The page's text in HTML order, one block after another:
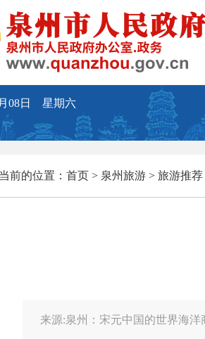
08日 星期六
前的位置： 首页 > 泉州旅游 > 旅游推荐
来源:泉州：宋元中国的世界海洋